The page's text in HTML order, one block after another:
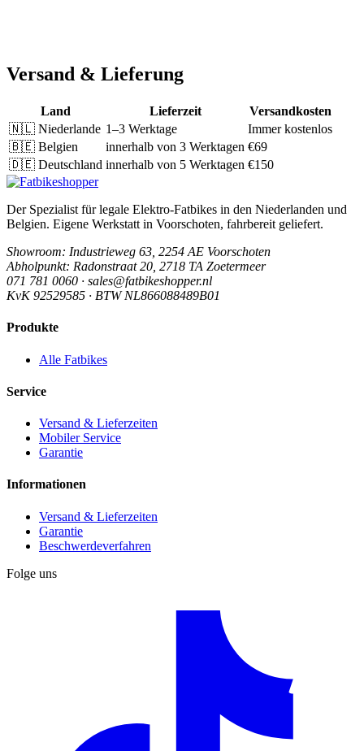
Versand & Lieferung
Land Lieferzeit
Versandkosten
🇳🇱 Niederlande 1–3 Werktage
Immer kostenlos
🇧🇪 Belgien innerhalb von 3 Werktagen €69
🇩🇪 Deutschland innerhalb von 5 Werktagen €150
Der Spezialist für legale Elektro-Fatbikes in den Niederlanden und
Belgien. Eigene Werkstatt in Voorschoten, fahrbereit geliefert.
Showroom: Industrieweg 63, 2254 AE Voorschoten
Abholpunkt: Radonstraat 20, 2718 TA Zoetermeer
071 781 0060 · sales@fatbikeshopper.nl
KvK 92529585 · BTW NL866088489B01
Produkte
Alle Fatbikes
Service
Versand & Lieferzeiten
Mobiler Service
Garantie
Informationen
Versand & Lieferzeiten
Garantie
Beschwerdeverfahren
Folge uns